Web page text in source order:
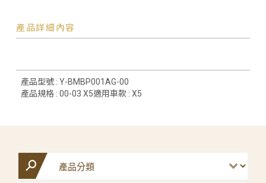
產品詳細內容
產品型號 : Y-BMBP001AG-00
產品規格 : 00-03 X5適用車款 : X5